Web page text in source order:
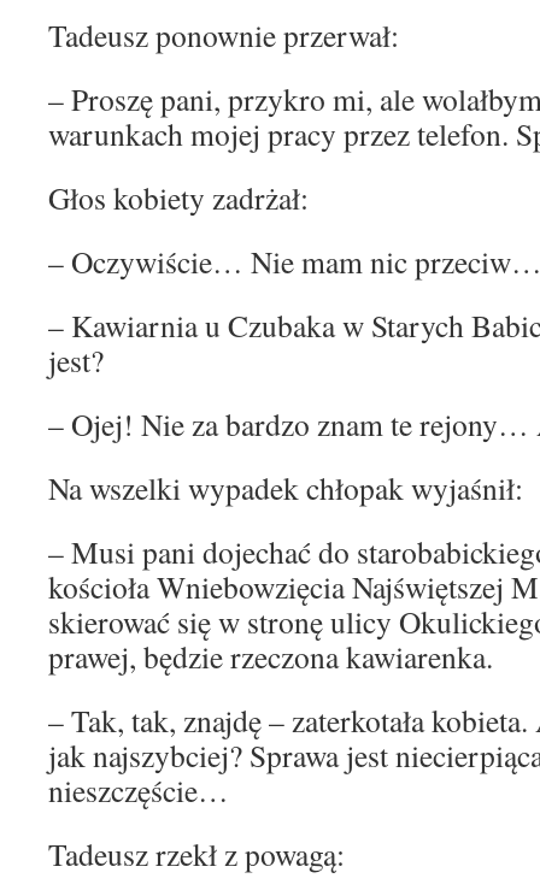
Tadeusz ponownie przerwał:
– Proszę pani, przykro mi, ale
warunkach mojej pracy przez telefon.
Głos kobiety zadrżał:
– Oczywiście… Nie mam nic
– Kawiarnia u Czubaka w Starych
jest?
– Ojej! Nie za bardzo znam te
Na wszelki wypadek chłopak wyjaśnił:
– Musi pani dojechać do
kościoła Wniebowzięcia Najświętszej
skierować się w stronę ulicy
prawej, będzie rzeczona kawiarenka.
– Tak, tak, znajdę – zaterkotała
jak najszybciej? Sprawa jest
nieszczęście…
Tadeusz rzekł z powagą: